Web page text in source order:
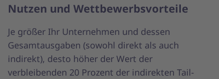
Nutzen und Wettbewerbsvorteile
Je größer Ihr Unternehmen und dessen
Gesamtausgaben (sowohl direkt als auch
indirekt), desto höher der Wert der
verbleibenden 20 Prozent der indirekten Tail-